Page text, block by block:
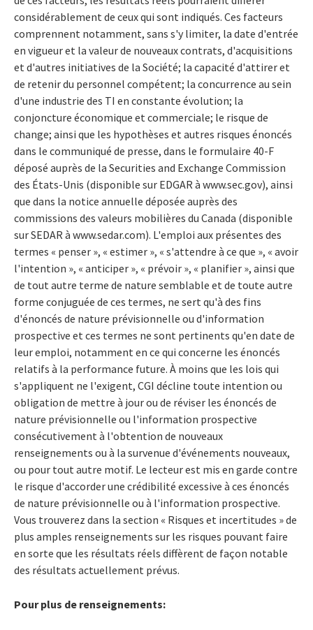
considérablement de ceux qui sont indiqués. Ces facteurs
comprennent notamment, sans s'y limiter, la date d'entrée
en vigueur et la valeur de nouveaux contrats, d'acquisitions
et d'autres initiatives de la Société; la capacité d'attirer et
de retenir du personnel compétent; la concurrence au sein
d'une industrie des TI en constante évolution; la
conjoncture économique et commerciale; le risque de
change; ainsi que les hypothèses et autres risques énoncés
dans le communiqué de presse, dans le formulaire 40-F
déposé auprès de la Securities and Exchange Commission
des États-Unis (disponible sur EDGAR à www.sec.gov), ainsi
que dans la notice annuelle déposée auprès des
commissions des valeurs mobilières du Canada (disponible
sur SEDAR à www.sedar.com). L'emploi aux présentes des
termes « penser », « estimer », « s'attendre à ce que », « avoir
l'intention », « anticiper », « prévoir », « planifier », ainsi que
de tout autre terme de nature semblable et de toute autre
forme conjuguée de ces termes, ne sert qu'à des fins
d'énoncés de nature prévisionnelle ou d'information
prospective et ces termes ne sont pertinents qu'en date de
leur emploi, notamment en ce qui concerne les énoncés
relatifs à la performance future. À moins que les lois qui
s'appliquent ne l'exigent, CGI décline toute intention ou
obligation de mettre à jour ou de réviser les énoncés de
nature prévisionnelle ou l'information prospective
consécutivement à l'obtention de nouveaux
renseignements ou à la survenue d'événements nouveaux,
ou pour tout autre motif. Le lecteur est mis en garde contre
le risque d'accorder une crédibilité excessive à ces énoncés
de nature prévisionnelle ou à l'information prospective.
Vous trouverez dans la section « Risques et incertitudes » de
plus amples renseignements sur les risques pouvant faire
en sorte que les résultats réels diffèrent de façon notable
des résultats actuellement prévus.
Pour plus de renseignements: